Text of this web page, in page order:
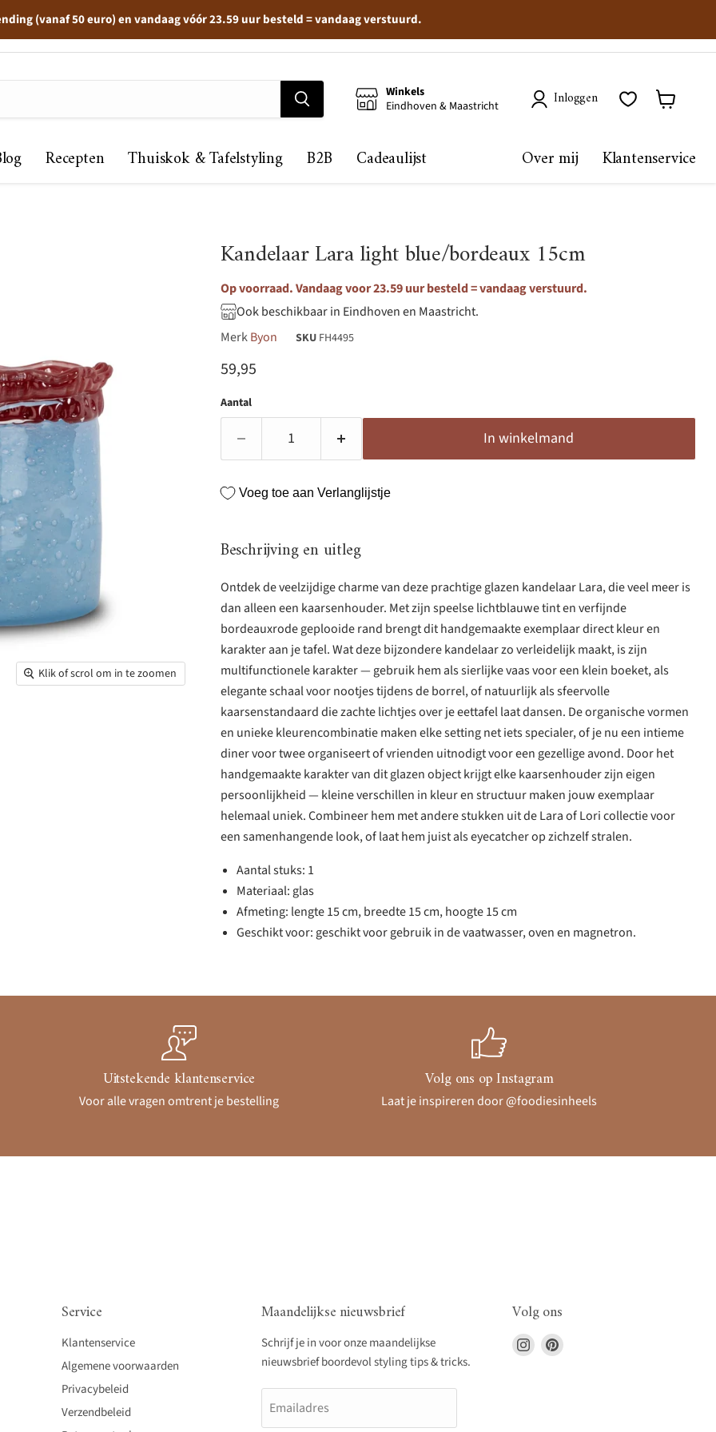
(vanaf 50 euro) en vandaag vóór 23.59 uur besteld = vandaag verstuurd.
Winkels
Eindhoven & Maastricht
Inloggen
Recepten Thuiskok & Tafelstyling B2B Cadeaulijst Over mij Klantenservice
Klik of scrol om in te zoomen
Kandelaar Lara light blue/bordeaux 15cm
Op voorraad. Vandaag voor 23.59 uur besteld = vandaag verstuurd.
Ook beschikbaar in Eindhoven en Maastricht.
MerkByon SKU FH4495
Huidige prijs
59,95
Aantal
In winkelmand
Voeg toe aan Verlanglijstje
Beschrijving en uitleg
Ontdek de veelzijdige charme van deze prachtige glazen kandelaar Lara, die veel meer is
dan alleen een kaarsenhouder. Met zijn speelse lichtblauwe tint en verfijnde
bordeauxrode geplooide rand brengt dit handgemaakte exemplaar direct kleur en
karakter aan je tafel. Wat deze bijzondere kandelaar zo verleidelijk maakt, is zijn
multifunctionele karakter — gebruik hem als sierlijke vaas voor een klein boeket, als
elegante schaal voor nootjes tijdens de borrel, of natuurlijk als sfeervolle
kaarsenstandaard die zachte lichtjes over je eettafel laat dansen. De organische vormen
en unieke kleurencombinatie maken elke setting net iets specialer, of je nu een intieme
diner voor twee organiseert of vrienden uitnodigt voor een gezellige avond. Door het
handgemaakte karakter van dit glazen object krijgt elke kaarsenhouder zijn eigen
persoonlijkheid — kleine verschillen in kleur en structuur maken jouw exemplaar
helemaal uniek. Combineer hem met andere stukken uit de Lara of Lori collectie voor
een samenhangende look, of laat hem juist als eyecatcher op zichzelf stralen.
Aantal stuks: 1
Materiaal: glas
Afmeting: lengte 15 cm, breedte 15 cm, hoogte 15 cm
Geschikt voor: geschikt voor gebruik in de vaatwasser, oven en magnetron.
Uitstekende klantenservice
Voor alle vragen omtrent je bestelling
Volg ons op Instagram
Laat je inspireren door @foodiesinheels
Service
Klantenservice
Algemene voorwaarden
Privacybeleid
Verzendbeleid
Maandelijkse nieuwsbrief
Schrijf je in voor onze maandelijkse
nieuwsbrief boordevol styling tips & tricks.
Emailadres
Volg ons
Vind
ons
Vind